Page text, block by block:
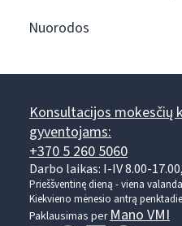
Nuorodos
Konsultacijos mokesčių
gyventojams:
+370 5 260 5060
Darbo laikas: I-IV 8.00-
Prieššventinę dieną - viena
Kiekvieno mėnesio antrą
Paklausimas per Mano VMI